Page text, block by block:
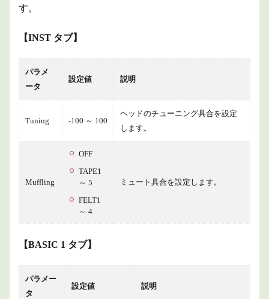
す。
【INST タブ】
パラメ
ータ
設定値 説明
Tuning -100 ～ 100
ヘッドのチューニング具合を設定
します。
Muffling
OFF
TAPE1
～ 5
FELT1
～ 4
ミュート具合を設定します。
【BASIC 1 タブ】
パラメー
タ
設定値 説明